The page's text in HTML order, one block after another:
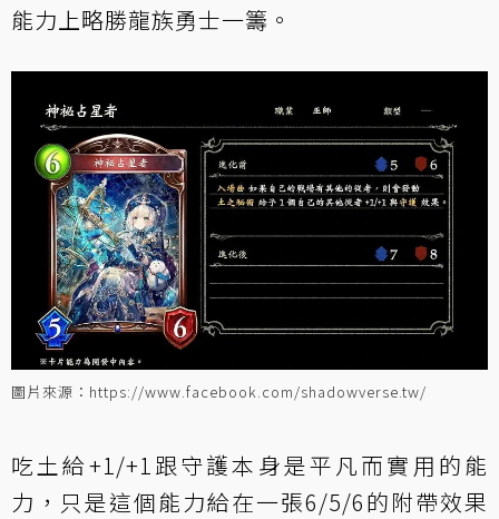
能力上略勝龍族勇士一籌。
圖片來源：https://www.facebook.com/shadowverse.tw/
吃土給+1/+1跟守護本身是平凡而實用的能
力，只是這個能力給在一張6/5/6的附帶效果